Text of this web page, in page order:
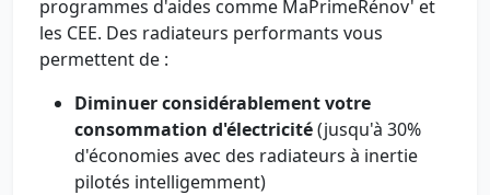
programmes d'aides comme MaPrimeRénov' et
les CEE. Des radiateurs performants vous
permettent de :
Diminuer considérablement votre
consommation d'électricité(jusqu'à 30%
d'économies avec des radiateurs à inertie
pilotés intelligemment)